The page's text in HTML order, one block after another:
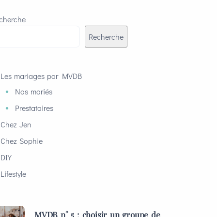
Recherche
Les mariages par MVDB
Nos mariés
Prestataires
Chez Jen
Chez Sophie
DIY
Lifestyle
MVDB n° 5 : choisir un groupe de